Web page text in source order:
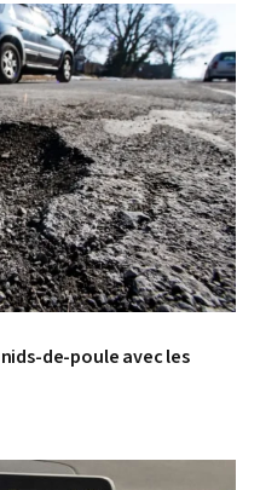
Eagle via Getty Images
de-poule avec les